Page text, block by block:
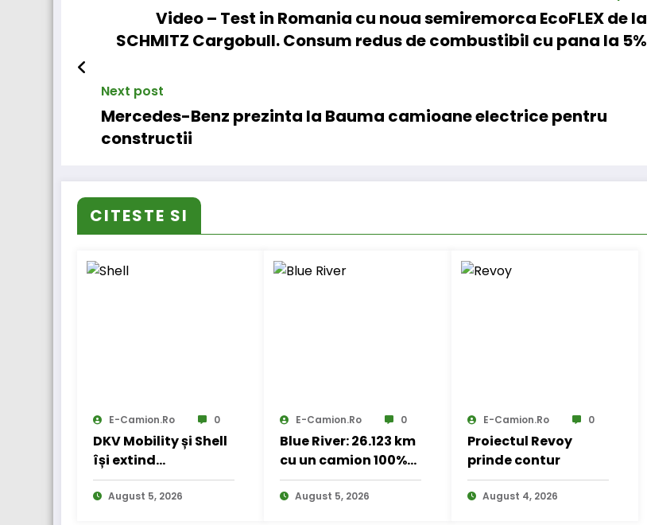
Video – Test in Romania cu noua semiremorca EcoFLEX de la
SCHMITZ Cargobull. Consum redus de combustibil cu pana la 5%
Next post
Mercedes-Benz prezinta la Bauma camioane electrice pentru
constructii
CITESTE SI
E-Camion.ro 0
DKV Mobility și Shell
își extind
parteneriatul
european
August 5, 2026
E-Camion.ro 0
Blue River: 26.123 km
cu un camion 100%
electric în transport
internațional
August 5, 2026
E-Camion.ro 0
Proiectul Revoy
prinde contur
August 4, 2026